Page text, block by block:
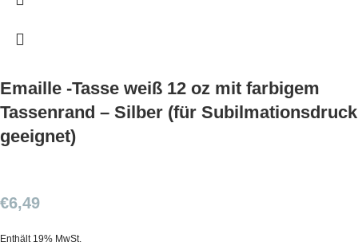
Emaille -Tasse weiß 12 oz mit farbigem
Tassenrand – Silber (für Subilmationsdruck
geeignet)
€6,49
Enthält 19% MwSt.